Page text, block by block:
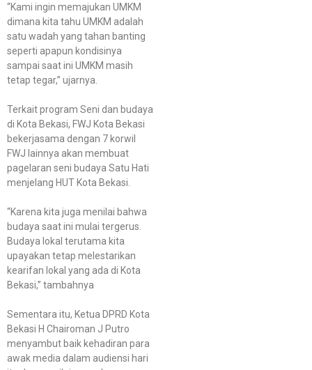
“Kami ingin memajukan UMKM
dimana kita tahu UMKM adalah
satu wadah yang tahan banting
seperti apapun kondisinya
sampai saat ini UMKM masih
tetap tegar,” ujarnya.
Terkait program Seni dan budaya
di Kota Bekasi, FWJ Kota Bekasi
bekerjasama dengan 7 korwil
FWJ lainnya akan membuat
pagelaran seni budaya Satu Hati
menjelang HUT Kota Bekasi.
“Karena kita juga menilai bahwa
budaya saat ini mulai tergerus.
Budaya lokal terutama kita
upayakan tetap melestarikan
kearifan lokal yang ada di Kota
Bekasi,” tambahnya
Sementara itu, Ketua DPRD Kota
Bekasi H Chairoman J Putro
menyambut baik kehadiran para
awak media dalam audiensi hari